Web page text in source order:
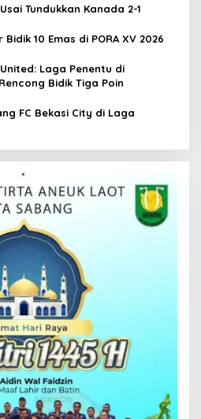
Tundukkan Kanada 2-1
10 Emas di PORA XV 2026
Laga Penentu di
Bidik Tiga Poin
FC Bekasi City di Laga